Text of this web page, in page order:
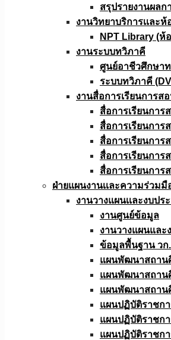
สรุปรายงานผลก
งานวิทยาบริการเเละห้
NPT Library (ห้
งานระบบทวิภาคี
ศูนย์อาชีวศึกษา
ระบบทวิภาคี
งานสื่อการเรียนการส
สื่อการเรียนการ
สื่อการเรียนการ
สื่อการเรียนการ
สื่อการเรียนการ
สื่อการเรียนการ
ฝ่ายแผนงานเเละความร่วมมื
งานวางแผนเเละงบป
งานศูนย์ข้อมูล
งานวางแผนแล
ข้อมูลพื้นฐาน วก
แผนพัฒนาสถาน
แผนพัฒนาสถาน
แผนพัฒนาสถาน
แผนปฏิบัติราชก
แผนปฏิบัติราชก
แผนปฏิบัติราชก